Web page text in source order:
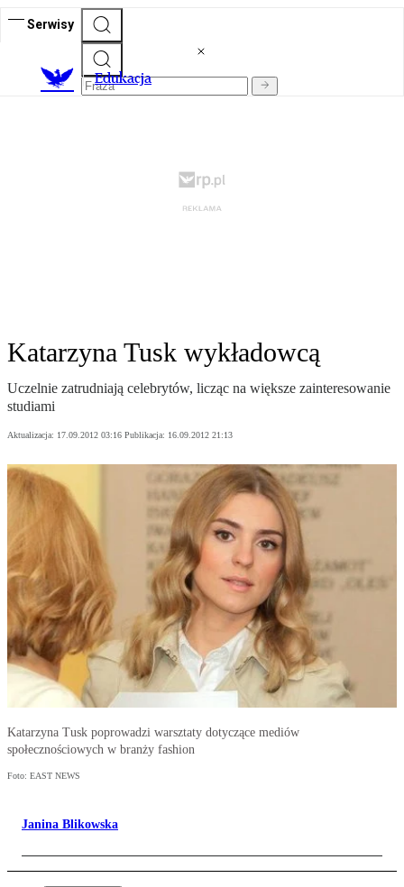
Serwisy
Edukacja
Katarzyna Tusk wykładowcą
Uczelnie zatrudniają celebrytów, licząc na większe zainteresowanie
studiami
Aktualizacja: 17.09.2012 03:16 Publikacja: 16.09.2012 21:13
Katarzyna Tusk poprowadzi warsztaty dotyczące mediów
społecznościowych w branży fashion
Foto: EAST NEWS
Janina Blikowska